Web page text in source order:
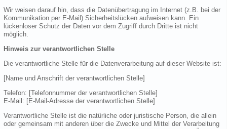
Wir weisen darauf hin, dass die Datenübertragung im Internet (z.B. bei der
Kommunikation per E-Mail) Sicherheitslücken aufweisen kann. Ein
lückenloser Schutz der Daten vor dem Zugriff durch Dritte ist nicht
möglich.
Hinweis zur verantwortlichen Stelle
Die verantwortliche Stelle für die Datenverarbeitung auf dieser Website ist:
[Name und Anschrift der verantwortlichen Stelle]
Telefon: [Telefonnummer der verantwortlichen Stelle]
E-Mail: [E-Mail-Adresse der verantwortlichen Stelle]
Verantwortliche Stelle ist die natürliche oder juristische Person, die allein
oder gemeinsam mit anderen über die Zwecke und Mittel der Verarbeitung